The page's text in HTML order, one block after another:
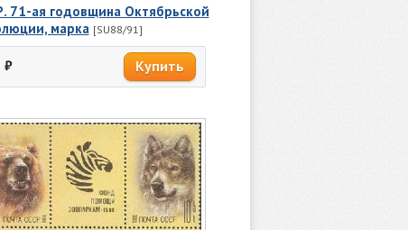
71-ая годовщина Октябрьской
марка [SU88/91]
₽